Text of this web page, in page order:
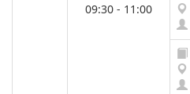
09:30 - 11:00